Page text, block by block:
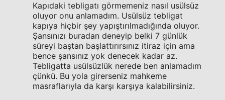
Kapıdaki tebligatı görmemeniz nasıl usülsüz
oluyor onu anlamadım. Usülsüz tebligat
kapıya hiçbir şey yapıştırılmadığında oluyor.
Şansınızı buradan deneyip belki 7 günlük
süreyi baştan başlattırırsınız itiraz için ama
bence şansınız yok denecek kadar az.
Tebligatta usülsüzlük nerede ben anlamadım
çünkü. Bu yola girerseniz mahkeme
masraflarıyla da karşı karşıya kalabilirsiniz.